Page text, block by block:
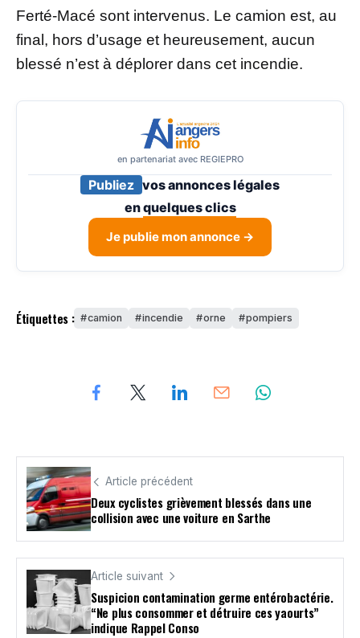
Ferté-Macé sont intervenus. Le camion est, au
final, hors d’usage et heureusement, aucun
blessé n’est à déplorer dans cet incendie.
en partenariat avec REGIEPRO
Publiez vos annonces légales
enquelques clics
Je publie mon annonce →
Étiquettes : camion incendie orne pompiers
Article précédent
Deux cyclistes grièvement blessés dans une
collision avec une voiture en Sarthe
Article suivant
Suspicion contamination germe entérobactérie.
“Ne plus consommer et détruire ces yaourts”
indique Rappel Conso